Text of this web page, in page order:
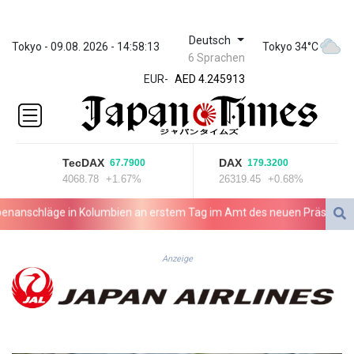
Tokyo - 09.08. 2026 - 14:58:13 Deutsch
6 Sprachen
Tokyo 34°C
EUR-
ZWL 372.275202
AED 4.245913
AED 4.245913
AFN 76.887634
ALL 93.218842
AMD
1060.176801
ARS
1724.882567
AWG 2.082489
BAM 1.955776
BBD 2.321671
TecDAX 67.7900
4068.78 +1.67%
DAX 179.3200
26319.45 +0.68%
in Kolumbien an erstem Tag im Amt des neuen Präsidenten
Anzeige